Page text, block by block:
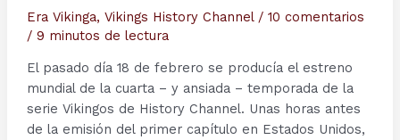
Era Vikinga, Vikings History Channel/ 10 comentarios
/ 9 minutos de lectura
El pasado día 18 de febrero se producía el estreno
mundial de la cuarta – y ansiada – temporada de la
serie Vikingos de History Channel. Unas horas antes
de la emisión del primer capítulo en Estados Unidos,